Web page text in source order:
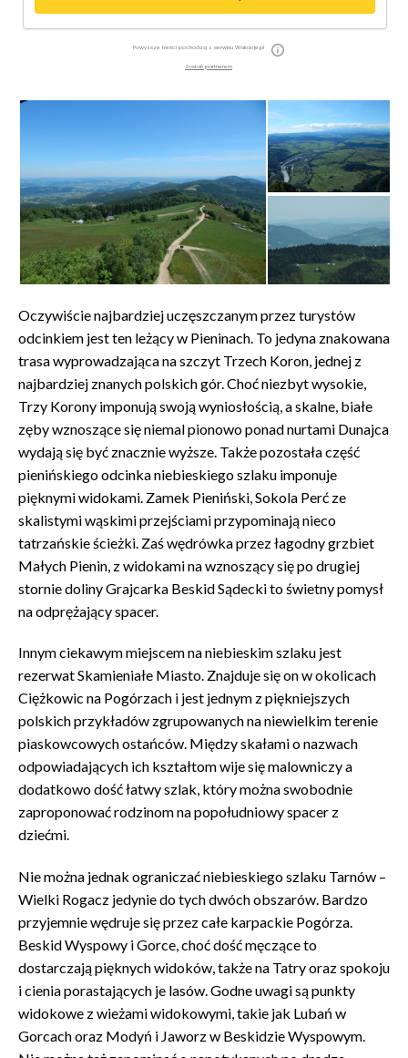
Powyższe treści pochodzą z serwisu Wakacje.pl
Zostań partnerem
Oczywiście najbardziej uczęszczanym przez turystów
odcinkiem jest ten leżący w Pieninach. To jedyna znakowana
trasa wyprowadzająca na szczyt Trzech Koron, jednej z
najbardziej znanych polskich gór. Choć niezbyt wysokie,
Trzy Korony imponują swoją wyniosłością, a skalne, białe
zęby wznoszące się niemal pionowo ponad nurtami Dunajca
wydają się być znacznie wyższe. Także pozostała część
pienińskiego odcinka niebieskiego szlaku imponuje
pięknymi widokami. Zamek Pieniński, Sokola Perć ze
skalistymi wąskimi przejściami przypominają nieco
tatrzańskie ścieżki. Zaś wędrówka przez łagodny grzbiet
Małych Pienin, z widokami na wznoszący się po drugiej
stornie doliny Grajcarka Beskid Sądecki to świetny pomysł
na odprężający spacer.
Innym ciekawym miejscem na niebieskim szlaku jest
rezerwat Skamieniałe Miasto. Znajduje się on w okolicach
Ciężkowic na Pogórzach i jest jednym z piękniejszych
polskich przykładów zgrupowanych na niewielkim terenie
piaskowcowych ostańców. Między skałami o nazwach
odpowiadających ich kształtom wije się malowniczy a
dodatkowo dość łatwy szlak, który można swobodnie
zaproponować rodzinom na popołudniowy spacer z
dziećmi.
Nie można jednak ograniczać niebieskiego szlaku Tarnów –
Wielki Rogacz jedynie do tych dwóch obszarów. Bardzo
przyjemnie wędruje się przez całe karpackie Pogórza.
Beskid Wyspowy i Gorce, choć dość męczące to
dostarczają pięknych widoków, także na Tatry oraz spokoju
i cienia porastających je lasów. Godne uwagi są punkty
widokowe z wieżami widokowymi, takie jak Lubań w
Gorcach oraz Modyń i Jaworz w Beskidzie Wyspowym.